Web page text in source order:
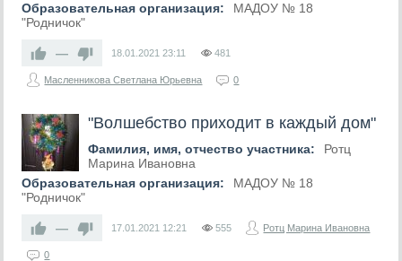
Образовательная организация:
МАДОУ № 18
"Родничок"
— 18.01.2021 23:11 481
Масленникова Светлана Юрьевна 0
"Волшебство приходит в каждый дом"
Фамилия, имя, отчество участника:
Ротц
Марина Ивановна
Образовательная организация:
МАДОУ № 18
"Родничок"
— 17.01.2021 12:21 555 Ротц Марина Ивановна
0